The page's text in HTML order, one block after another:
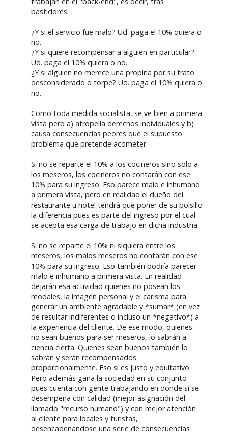
bastidores.
¿Y si el servicio fue malo? Ud. paga el 10% quiera o
no.
¿Y si quiere recompensar a alguien en particular?
Ud. paga el 10% quiera o no.
¿Y si alguien no merece una propina por su trato
desconsiderado o torpe? Ud. paga el 10% quiera o
no.
Como toda medida socialista, se ve bien a primera
vista pero a) atropella derechos individuales y b)
causa consecuencias peores que el supuesto
problema que pretende acometer.
Si no se reparte el 10% a los cocineros sino solo a
los meseros, los cocineros no contarán con ese
10% para su ingreso. Eso parece malo e inhumano
a primera vista, pero en realidad el dueño del
restaurante u hotel tendrá que poner de su bolsillo
la diferencia pues es parte del ingreso por el cual
se acepta esa carga de trabajo en dicha industria.
Si no se reparte el 10% ni siquiera entre los
meseros, los malos meseros no contarán con ese
10% para su ingreso. Eso también podría parecer
malo e inhumano a primera vista. En realidad
dejarán esa actividad quienes no posean los
modales, la imagen personal y el carisma para
generar un ambiente agradable y *sumar* (en vez
de resultar indiferentes o incluso un *negativo*) a
la experiencia del cliente. De ese modo, quienes
no sean buenos para ser meseros, lo sabrán a
ciencia cierta. Quienes sean buenos también lo
sabrán y serán recompensados
proporcionalmente. Eso sí es justo y equitativo.
Pero además gana la sociedad en su conjunto
pues cuenta con gente trabajando en donde sí se
desempeña con calidad (mejor asignación del
llamado "recurso humano") y con mejor atención
al cliente para locales y turistas,
desencadenandose una serie de consecuencias